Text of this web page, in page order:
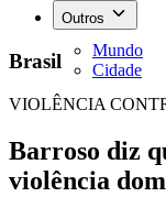
Outros
Mundo
Cidade
Brasil
VIOLÊNCIA
Barroso diz
violência